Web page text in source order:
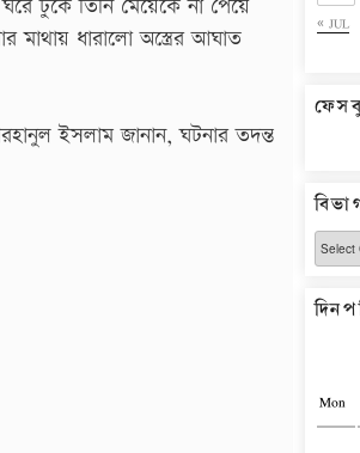
ঢুকে তিনি মেয়েকে না পেয়ে
মাথায় ধারালো অস্ত্রের আঘাত
ইসলাম জানান, ঘটনার তদন্ত
« JUL
বিভাগ
Mon